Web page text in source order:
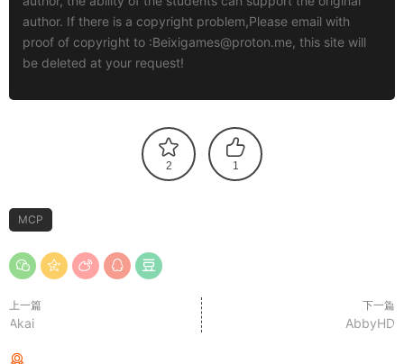
author. If there is a copyright problem,Please email with
proof of copyright to :Beixigames@proton.me, this site will
be deleted at your request!
2 1
MCP
上一篇
Akai
下一篇
AbbyHD